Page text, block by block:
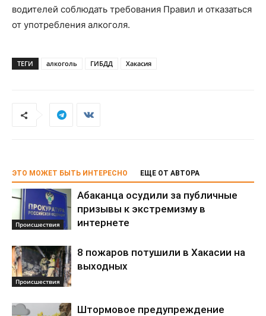
водителей соблюдать требования Правил и отказаться
от употребления алкоголя.
ТЕГИ алкоголь ГИБДД Хакасия
ЭТО МОЖЕТ БЫТЬ ИНТЕРЕСНО ЕЩЕ ОТ АВТОРА
Происшествия
Абаканца осудили за публичные
призывы к экстремизму в
интернете
Происшествия
8 пожаров потушили в Хакасии на
выходных
Штормовое предупреждение